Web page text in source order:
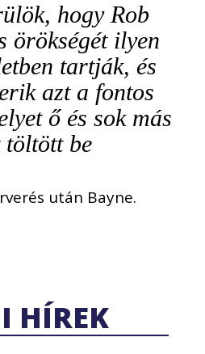
hogy Rob
örökségét ilyen
tartják, és
azt a fontos
ő és sok más
be
után Bayne.
HÍREK